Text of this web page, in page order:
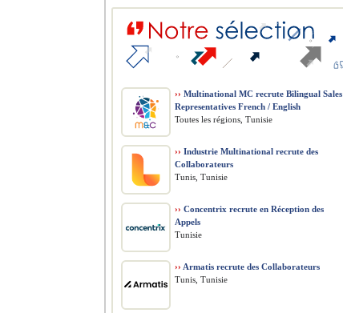
›› Multinational MC recrute Bilingual Sales
Representatives French / English
Toutes les régions, Tunisie
›› Industrie Multinational recrute des
Collaborateurs
Tunis, Tunisie
›› Concentrix recrute en Réception des
Appels
Tunisie
›› Armatis recrute des Collaborateurs
Tunis, Tunisie